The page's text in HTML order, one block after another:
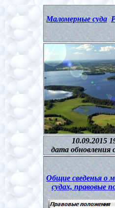
Маломерные суда
10.09.2015
дата обновления
Общие сведенья о
судах, правовые